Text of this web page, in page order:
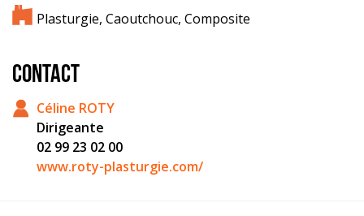
Plasturgie, Caoutchouc, Composite
CONTACT
Céline ROTY
Dirigeante
02 99 23 02 00
www.roty-plasturgie.com/